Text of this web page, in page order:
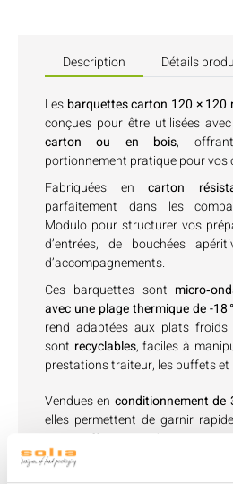
Description Détails
Les barquettes carton 120 × 120
conçues pour être utilisées
carton ou en bois,
portionnement pratique pour vos
Fabriquées encarton
parfaitement dans les
Modulo pour structurer vos
d’entrées, de bouchées
d’accompagnements.
Ces barquettes sont
avec une plage thermique de -18
rend adaptées aux plats froids
sont recyclables, faciles à
prestations traiteur, les buffets et
Vendues en conditionnement de
elles permettent de garnir
vos coffrets Modulo tout
présentation soignée et